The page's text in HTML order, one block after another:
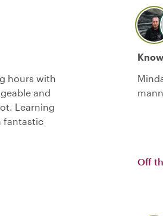
hours with
and
Learning
fantastic
Off